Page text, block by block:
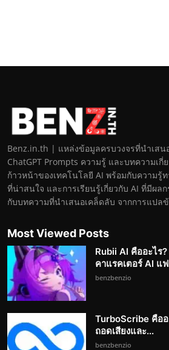
Benz.in.th | แหล่งข้อมูลครบวงจรที่นำเสน
ChatGPT Prompts ความรู้ และบทความเ
ก้าวหน้าของเทคโนโลยี AI พร้อมกับความรู้
ที่น่าสนใจ และการเรียนรู้เกี่ยวกับ AI ที่มีผล
กับบทความที่นำเสนอเคล็ดลับ จากการแปล
Most Viewed Posts
Rubii AI คืออะไร
คาแรคเตอร์ AI แ
benzbenzio
TurboScribe คืออ
ถอดเสียงและ...
benzbenzio